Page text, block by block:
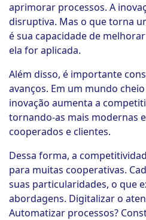
aprimorar processos. A
disruptiva. Mas o que torna
é sua capacidade de
ela for aplicada.
Além disso, é importante
avanços. Em um mundo
inovação aumenta a
tornando-as mais modernas
cooperados e clientes.
Dessa forma, a
para muitas cooperativas.
suas particularidades, o que
abordagens. Digitalizar o
Automatizar processos?